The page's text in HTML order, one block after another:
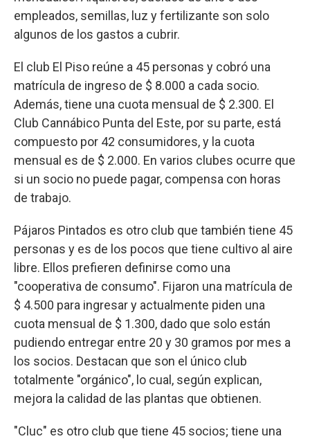
empleados, semillas, luz y fertilizante son solo
algunos de los gastos a cubrir.
El club El Piso reúne a 45 personas y cobró una
matrícula de ingreso de $ 8.000 a cada socio.
Además, tiene una cuota mensual de $ 2.300. El
Club Cannábico Punta del Este, por su parte, está
compuesto por 42 consumidores, y la cuota
mensual es de $ 2.000. En varios clubes ocurre que
si un socio no puede pagar, compensa con horas
de trabajo.
Pájaros Pintados es otro club que también tiene 45
personas y es de los pocos que tiene cultivo al aire
libre. Ellos prefieren definirse como una
"cooperativa de consumo". Fijaron una matrícula de
$ 4.500 para ingresar y actualmente piden una
cuota mensual de $ 1.300, dado que solo están
pudiendo entregar entre 20 y 30 gramos por mes a
los socios. Destacan que son el único club
totalmente "orgánico", lo cual, según explican,
mejora la calidad de las plantas que obtienen.
"Cluc" es otro club que tiene 45 socios; tiene una